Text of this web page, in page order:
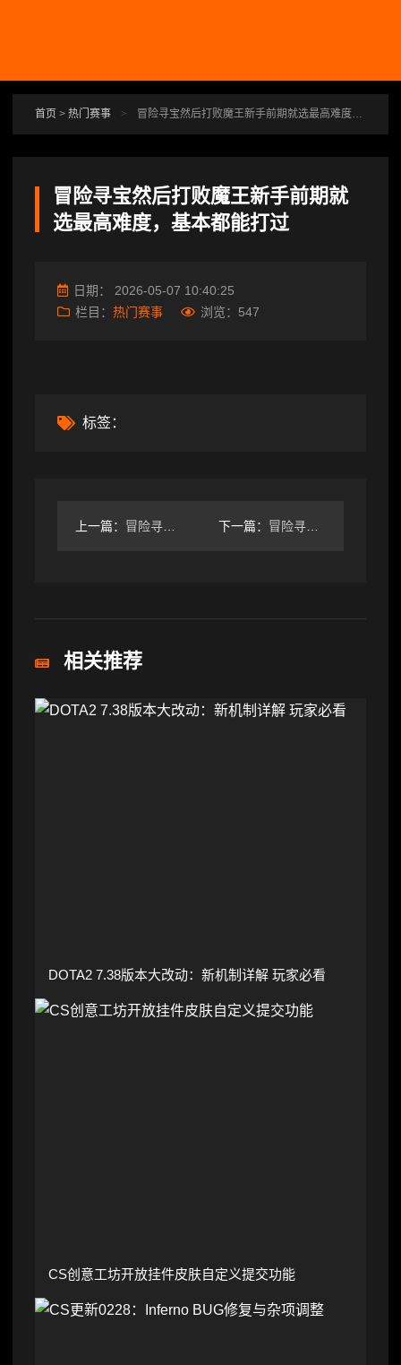
首页 > 热门赛事 > 冒险寻宝然后打败魔王新手前期就选最高难度，基本都能打过
冒险寻宝然后打败魔王新手前期就
选最高难度，基本都能打过
日期： 2026-05-07 10:40:25
栏目： 热门赛事 浏览： 547
标签：
上一篇： 冒险寻宝然后打败魔王趁炸服正好发下刚玩的心得。 下一篇： 冒险寻宝然后打败魔王新手攻略，新年快乐
相关推荐
DOTA2 7.38版本大改动：新机制详解 玩家必看
CS创意工坊开放挂件皮肤自定义提交功能